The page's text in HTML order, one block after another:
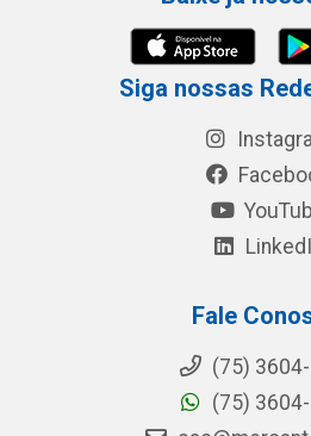
Siga nossas
Fale
(75)
(75)